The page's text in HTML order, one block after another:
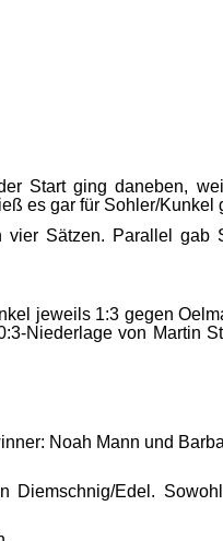
Start ging daneben,
es gar für Sohler/Kunkel
Sätzen. Parallel
jeweils 1:3 gegen
Niederlage von Martin
Noah Mann und
Edel.